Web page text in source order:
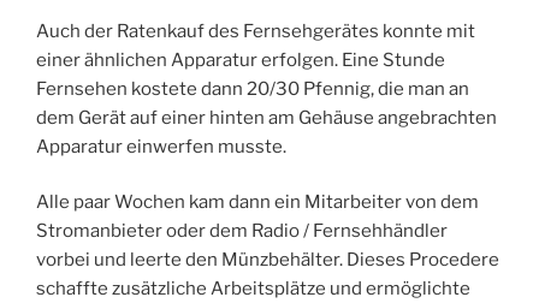
Auch der Ratenkauf des Fernsehgerätes konnte mit
einer ähnlichen Apparatur erfolgen. Eine Stunde
Fernsehen kostete dann 20/30 Pfennig, die man an
dem Gerät auf einer hinten am Gehäuse angebrachten
Apparatur einwerfen musste.
Alle paar Wochen kam dann ein Mitarbeiter von dem
Stromanbieter oder dem Radio / Fernsehhändler
vorbei und leerte den Münzbehälter. Dieses Procedere
schaffte zusätzliche Arbeitsplätze und ermöglichte